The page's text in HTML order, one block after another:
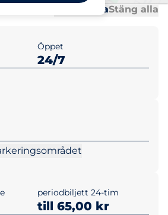
Öppna allaStäng alla
Öppet
24/7
periodbiljett 24-tim
till 65,00 kr